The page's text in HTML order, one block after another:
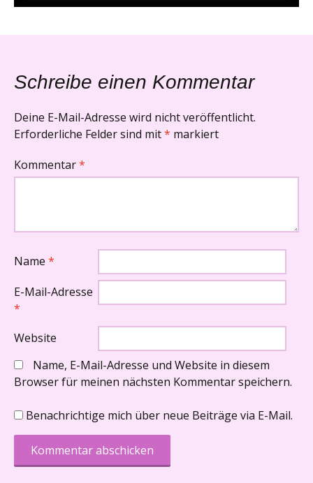
Schreibe einen Kommentar
Deine E-Mail-Adresse wird nicht veröffentlicht.
Erforderliche Felder sind mit* markiert
Kommentar*
Name *
E-Mail-Adresse
*
Website
Name, E-Mail-Adresse und Website in diesem
Browser für meinen nächsten Kommentar speichern.
Benachrichtige mich über neue Beiträge via E-Mail.